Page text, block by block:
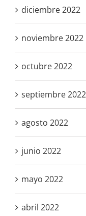
diciembre 2022
noviembre 2022
octubre 2022
septiembre 2022
agosto 2022
junio 2022
mayo 2022
abril 2022